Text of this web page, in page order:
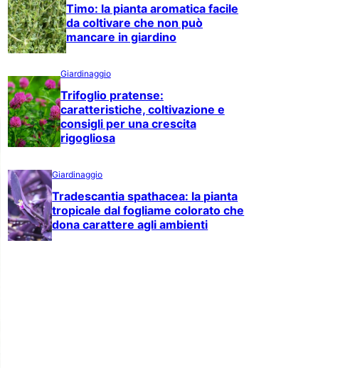
Timo: la pianta aromatica facile
da coltivare che non può
mancare in giardino
Giardinaggio
Trifoglio pratense:
caratteristiche, coltivazione e
consigli per una crescita
rigogliosa
Giardinaggio
Tradescantia spathacea: la pianta
tropicale dal fogliame colorato che
dona carattere agli ambienti